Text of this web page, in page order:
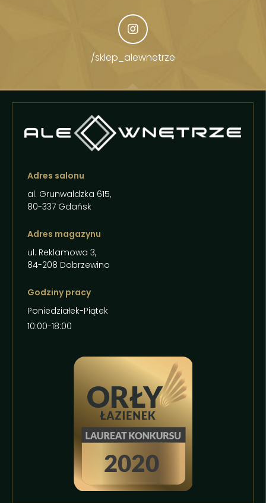
/sklep_alewnetrze
Adres salonu
al. Grunwaldzka 615,
80-337 Gdańsk
Adres magazynu
ul. Reklamowa 3,
84-208 Dobrzewino
Godziny pracy
Poniedziałek-Piątek
10:00-18:00